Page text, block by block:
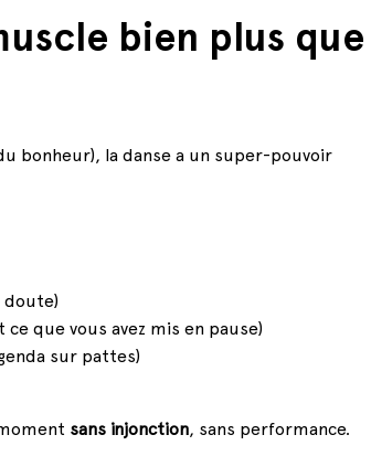
bien plus que
bonheur), la danse a un super-pouvoir
doute)
que vous avez mis en pause)
sur pattes)
sans injonction, sans performance.